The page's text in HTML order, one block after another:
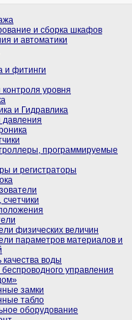
и сборка шкафов
и автоматики
и фитинги
уровня
и Гидравлика
программируемые
и регистраторы
физических величин
параметров материалов и
качества воды
управления
замки
табло
оборудование